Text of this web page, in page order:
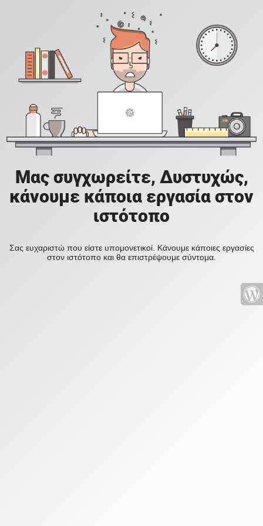
Μας συγχωρείτε, Δυστυχώς,
κάνουμε κάποια εργασία στον
ιστότοπο
Σας ευχαριστώ που είστε υπομονετικοί. Κάνουμε κάποιες εργασίες
στον ιστότοπο και θα επιστρέψουμε σύντομα.